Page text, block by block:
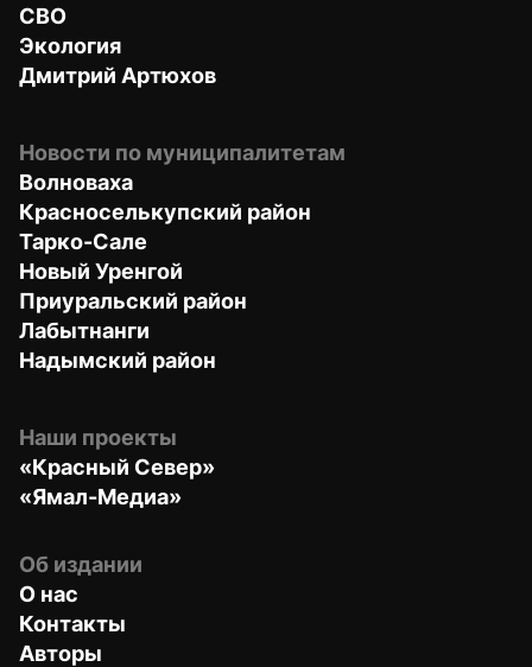
СВО
Экология
Дмитрий Артюхов
Новости по муниципалитетам
Волноваха
Красноселькупский район
Тарко-Сале
Новый Уренгой
Приуральский район
Лабытнанги
Надымский район
Наши проекты
«Красный Север»
«Ямал-Медиа»
Об издании
О нас
Контакты
Авторы